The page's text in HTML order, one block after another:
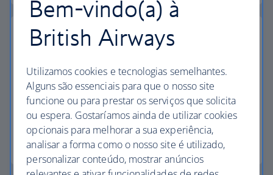
Os mais elevados padrões
Escolha a British Airways para desfrutar de mais do
que apenas um voo.
Descubra a experiência
Bem-vindo(a) à
British Airways
Utilizamos cookies e tecnologias semelhantes.
Alguns são essenciais para que o nosso site
funcione ou para prestar os serviços que solicita
ou espera. Gostaríamos ainda de utilizar cookies
opcionais para melhorar a sua experiência,
analisar a forma como o nosso site é utilizado,
personalizar conteúdo, mostrar anúncios